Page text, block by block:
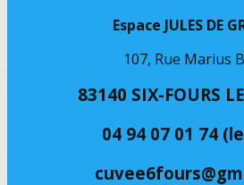
Espace JULES DE
107, Rue Marius
83140 SIX-FOURS
04 94 07 01 74